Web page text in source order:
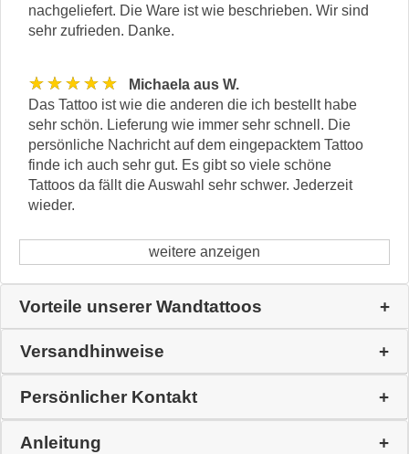
nachgeliefert. Die Ware ist wie beschrieben. Wir sind
sehr zufrieden. Danke.
★★★★★
Michaela aus W.
Das Tattoo ist wie die anderen die ich bestellt habe
sehr schön. Lieferung wie immer sehr schnell. Die
persönliche Nachricht auf dem eingepacktem Tattoo
finde ich auch sehr gut. Es gibt so viele schöne
Tattoos da fällt die Auswahl sehr schwer. Jederzeit
wieder.
weitere anzeigen
Vorteile unserer Wandtattoos
Versandhinweise
Persönlicher Kontakt
Anleitung